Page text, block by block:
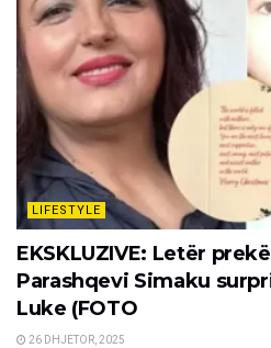
LIFESTYLE
EKSKLUZIVE: Letër
Parashqevi Simaku
Luke (FOTO
26 DHJETOR, 2025